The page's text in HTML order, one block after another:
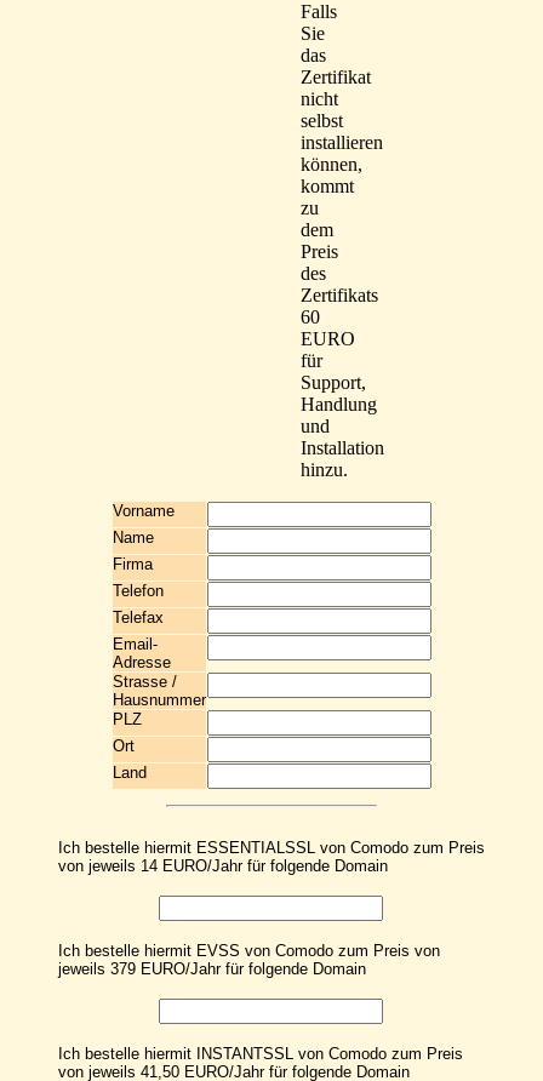
Falls
Sie
das
Zertifikat
nicht
selbst
installieren
können,
kommt
zu
dem
Preis
des
Zertifikats
60
EURO
für
Support,
Handlung
und
Installation
hinzu.
Vorname
Name
Firma
Telefon
Telefax
Email-
Adresse
Strasse /
Hausnummer
PLZ
Ort
Land
Ich bestelle hiermit ESSENTIALSSL von Comodo zum Preis
von jeweils 14 EURO/Jahr für folgende Domain
Ich bestelle hiermit EVSS von Comodo zum Preis von
jeweils 379 EURO/Jahr für folgende Domain
Ich bestelle hiermit INSTANTSSL von Comodo zum Preis
von jeweils 41,50 EURO/Jahr für folgende Domain